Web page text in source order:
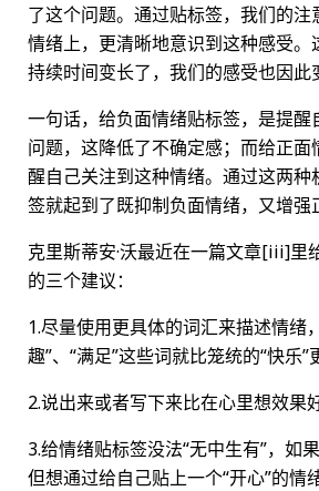
了这个问题。通过贴标签，我们的注
情绪上，更清晰地意识到这种感受。
持续时间变长了，我们的感受也因此
一句话，给负面情绪贴标签，是提醒
问题，这降低了不确定感；而给正面
醒自己关注到这种情绪。通过这两种
签就起到了既抑制负面情绪，又增强
克里斯蒂安·沃最近在一篇文章[iii]里
的三个建议：
1.尽量使用更具体的词汇来描述情绪
趣”、“满足”这些词就比笼统的“快乐”
2.说出来或者写下来比在心里想效果好
3.给情绪贴标签没法“无中生有”，如
但想通过给自己贴上一个“开心”的情